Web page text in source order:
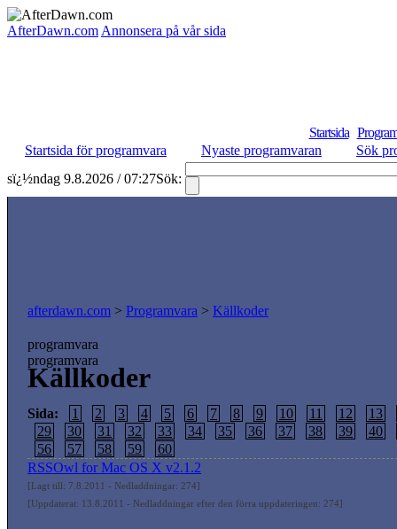
AfterDawn.com Annonsera på vår sida
Startsida
Startsida för programvara
Nyaste programvaran
Sök
sï¿½ndag 9.8.2026 / 07:27Sök:
afterdawn.com > Programvara > Källkoder
programvara
programvara
Källkoder
Sida: 1 2 3 4 5 6 7 8 9 10 11 12
13
29
30 31 32 33 34 35 36 37 38 39
40
56
57 58 59
60
RSSOwl for Mac OS X v2.1.2
[Lagt till: 7.8.2011 - Nedladdningar: 274]
[Uppdaterat: 13.8.2011 - Nedladdningar efter den förra uppdateringen: 274]